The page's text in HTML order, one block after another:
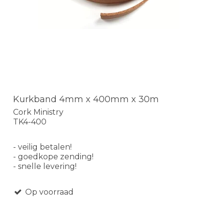
Kurkband 4mm x 400mm x 30m
Cork Ministry
TK4-400
- veilig betalen!
- goedkope zending!
- snelle levering!
Op voorraad